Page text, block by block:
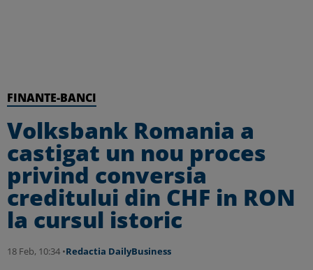
FINANTE-BANCI
Volksbank Romania a
castigat un nou proces
privind conversia
creditului din CHF in RON
la cursul istoric
18 Feb, 10:34 •Redactia DailyBusiness